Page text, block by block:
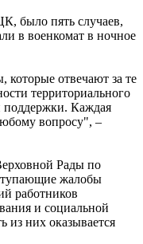
было пять случаев,
в военкомат в ночное
отвечают за те
территориального
поддержки. Каждая
вопросу", –
Рады по
жалобы
работников
и социальной
из них оказывается